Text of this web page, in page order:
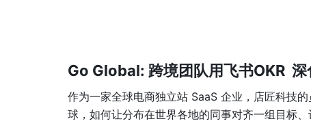
Go Global: 跨境团队用飞书OKR  深
作为一家全球电商独立站 SaaS 企业，店匠科技
球，如何让分布在世界各地的同事对齐一组目标